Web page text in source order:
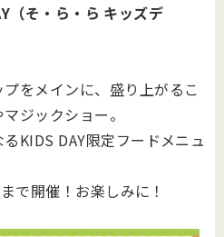
（そ・ら・ら キッズデ
をメインに、盛り上がるこ
ジックショー。
KIDS DAY限定フードメニュ
で開催！お楽しみに！